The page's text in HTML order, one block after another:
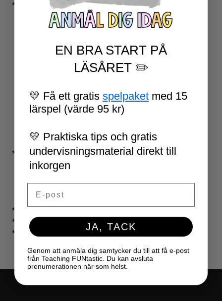
★ SÄSONG OCH HÖGTIDER
OLYMPISKA SPELEN
SKOLSTART
FN-DAGEN
★ LÄRARVERKTYG
KLASSRUMSDEKORATION
KLASSRUMSLEDARSKAP
KLASSRUMSORGANISATION
LÄRARKALENDER
★ SPEL
★ GRATIS
★ LICENSER
EN BRA START PÅ
LÄSÅRET ✏️
💛 Få ett gratis spelpaket med 15
lärspel (värde 95 kr)
💛 Praktiska tips och gratis
undervisningsmaterial direkt till
inkorgen
JA, TACK
Genom att anmäla dig samtycker du till att få e-post
från Teaching FUNtastic. Du kan avsluta
prenumerationen när som helst.